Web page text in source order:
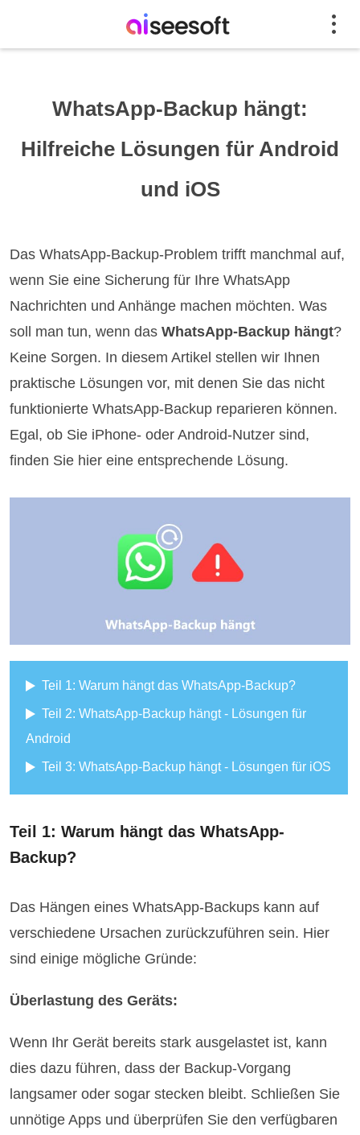
WhatsApp-Backup hängt:
Hilfreiche Lösungen für Android
und iOS
Das WhatsApp-Backup-Problem trifft manchmal auf,
wenn Sie eine Sicherung für Ihre WhatsApp
Nachrichten und Anhänge machen möchten. Was
soll man tun, wenn dasWhatsApp-Backup hängt?
Keine Sorgen. In diesem Artikel stellen wir Ihnen
praktische Lösungen vor, mit denen Sie das nicht
funktionierte WhatsApp-Backup reparieren können.
Egal, ob Sie iPhone- oder Android-Nutzer sind,
finden Sie hier eine entsprechende Lösung.
Teil 1: Warum hängt das WhatsApp-Backup?
Teil 2: WhatsApp-Backup hängt - Lösungen für
Android
Teil 3: WhatsApp-Backup hängt - Lösungen für iOS
Teil 1: Warum hängt das WhatsApp-
Backup?
Das Hängen eines WhatsApp-Backups kann auf
verschiedene Ursachen zurückzuführen sein. Hier
sind einige mögliche Gründe:
Überlastung des Geräts:
Wenn Ihr Gerät bereits stark ausgelastet ist, kann
dies dazu führen, dass der Backup-Vorgang
langsamer oder sogar stecken bleibt. Schließen Sie
unnötige Apps und überprüfen Sie den verfügbaren